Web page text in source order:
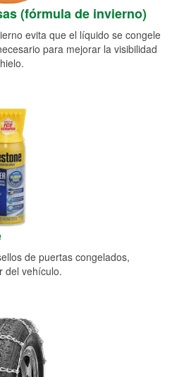
(fórmula de invierno)
evita que el líquido se congele
para mejorar la visibilidad
de puertas congelados,
del vehículo.